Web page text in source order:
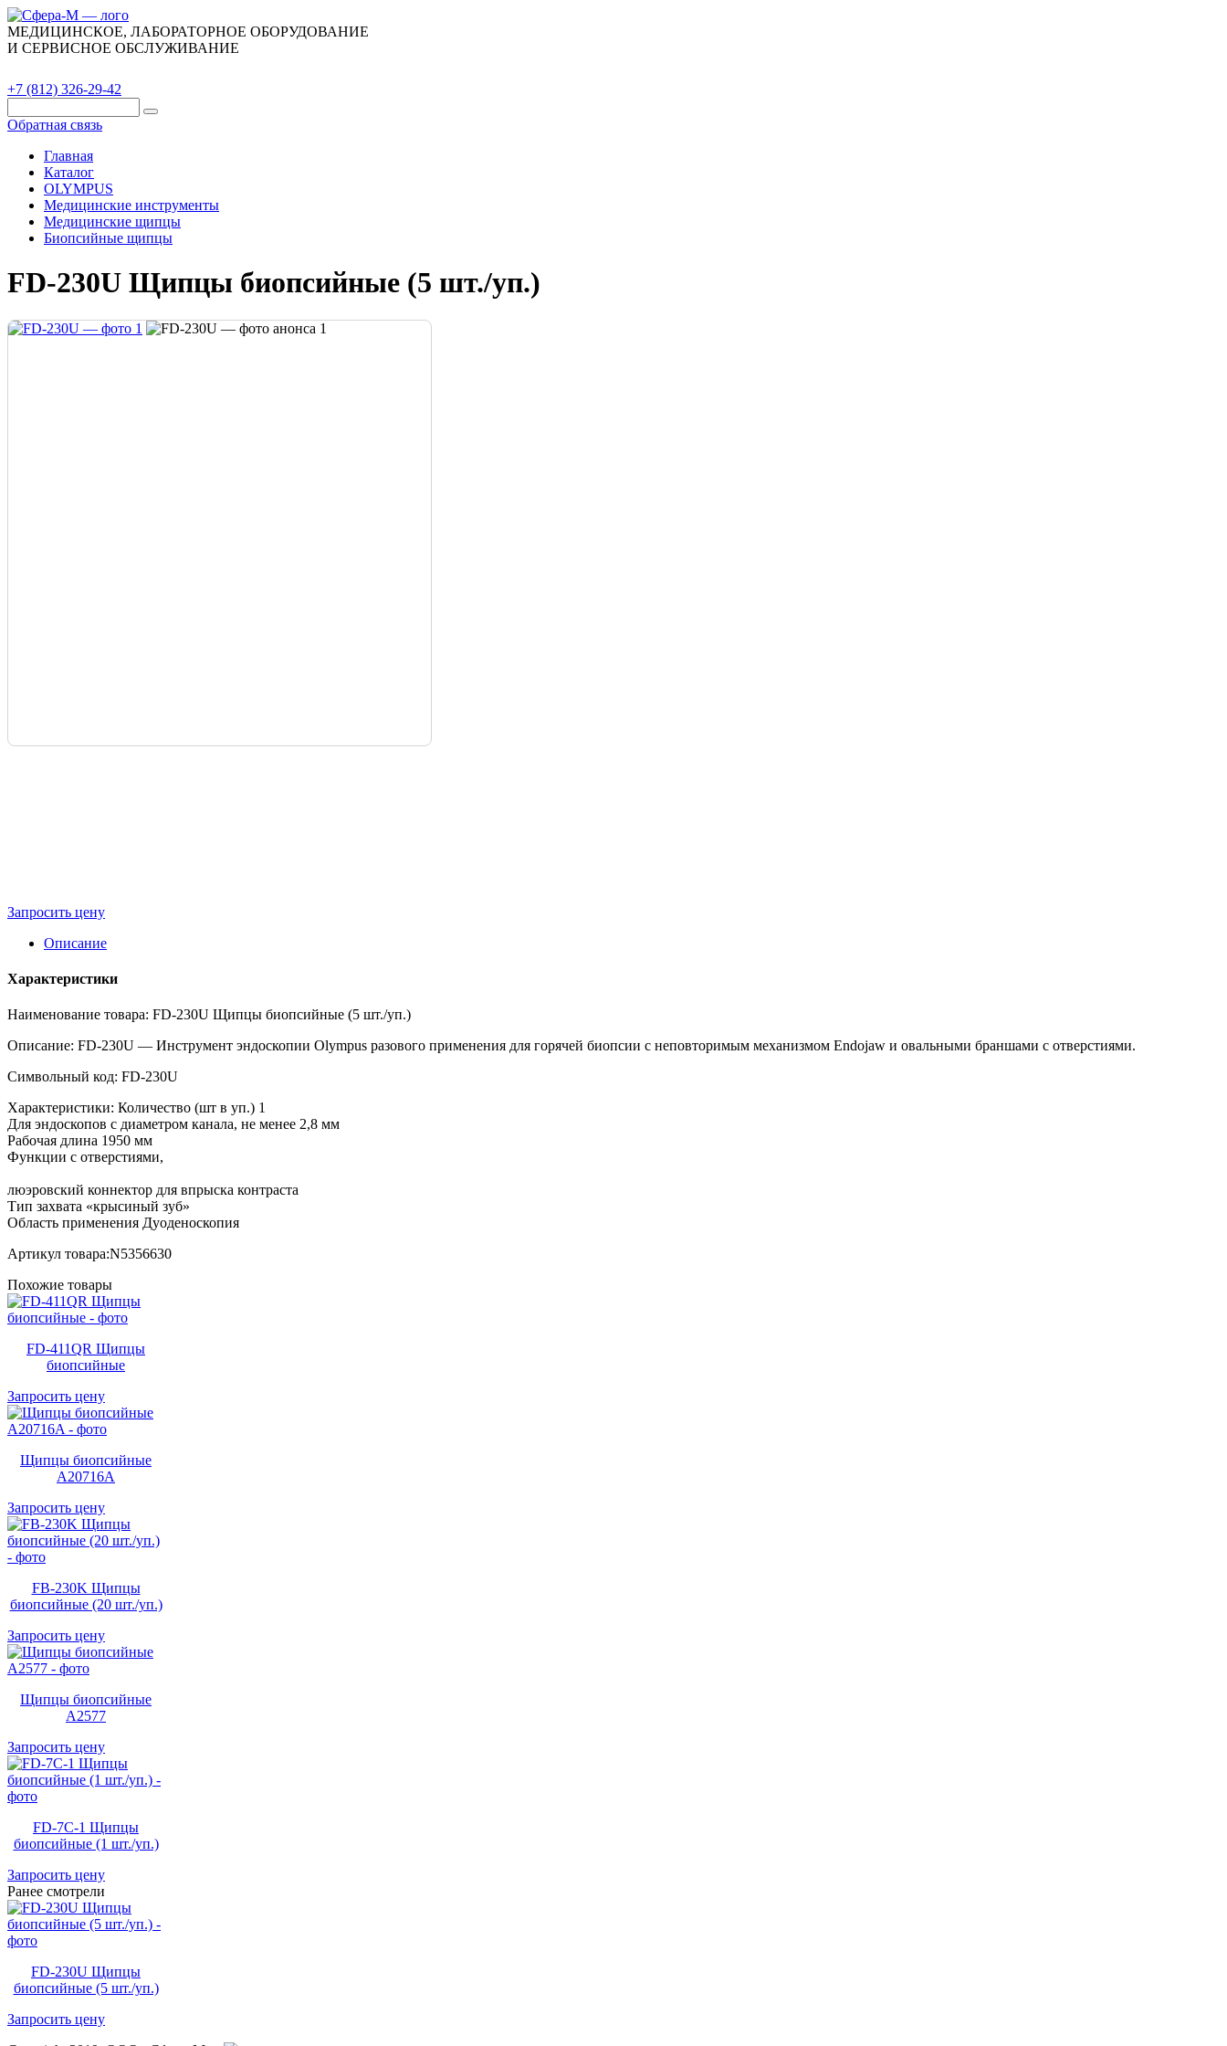
МЕДИЦИНСКОЕ, ЛАБОРАТОРНОЕ ОБОРУДОВАНИЕ
И СЕРВИСНОЕ ОБСЛУЖИВАНИЕ
+7 (812) 326-29-42
Обратная связь
Главная
Каталог
OLYMPUS
Медицинские инструменты
Медицинские щипцы
Биопсийные щипцы
FD-230U Щипцы биопсийные (5 шт./уп.)
Запросить цену
Описание
Характеристики
Наименование товара: FD-230U Щипцы биопсийные (5 шт./уп.)
Описание: FD-230U — Инструмент эндоскопии Olympus разового применения для горячей биопсии с неповторимым механизмом Endojaw и овальными браншами с отверстиями.
Символьный код: FD-230U
Характеристики: Количество (шт в уп.) 1
Для эндоскопов с диаметром канала, не менее 2,8 мм
Рабочая длина 1950 мм
Функции с отверстиями,
люэровский коннектор для впрыска контраста
Тип захвата «крысиный зуб»
Область применения Дуоденоскопия
Артикул товара:N5356630
Похожие товары
FD-411QR Щипцы
биопсийные
Запросить цену
Щипцы биопсийные
A20716A
Запросить цену
FB-230K Щипцы
биопсийные (20 шт./уп.)
Запросить цену
Щипцы биопсийные
A2577
Запросить цену
FD-7C-1 Щипцы
биопсийные (1 шт./уп.)
Запросить цену
Ранее смотрели
FD-230U Щипцы
биопсийные (5 шт./уп.)
Запросить цену